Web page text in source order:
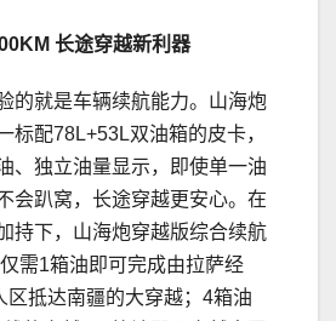
长途穿越新利器
的就是车辆续航能力。山海炮
标配78L+53L双油箱的皮卡，
、独立油量显示，即使单一油
会趴窝，长途穿越更安心。在
持下，山海炮穿越版综合续航
需1箱油即可完成由拉萨经
区抵达南疆的大穿越；4箱油